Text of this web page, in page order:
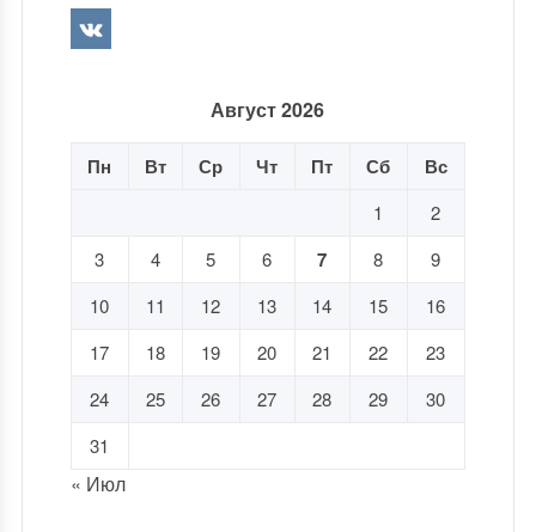
Август 2026
Пн Вт Ср Чт Пт Сб Вс
1
2
3
4 5 6 7 8
9
10
11 12 13 14 15
16
17
18 19 20 21 22
23
24
25 26 27 28 29
30
31
« Июл